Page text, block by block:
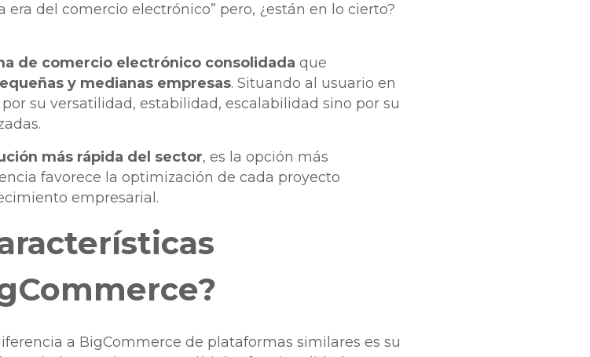
era del comercio electrónico” pero, ¿están en lo cierto?
de comercio electrónico consolidada que
y medianas empresas. Situando al usuario en
su versatilidad, estabilidad, escalabilidad sino por su
más rápida del sector, es la opción más
favorece la optimización de cada proyecto
empresarial.
a BigCommerce de plataformas similares es su